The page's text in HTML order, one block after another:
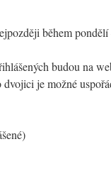
během pondělí
budou na
je možné